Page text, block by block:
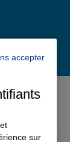
accepter
sur